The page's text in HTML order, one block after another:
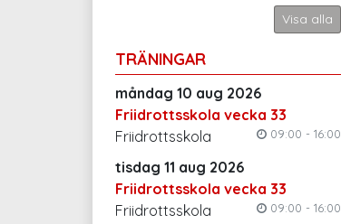
Visa alla
TRÄNINGAR
måndag 10 aug 2026
Friidrottsskola vecka 33
09:00 - 16:00
Friidrottsskola
tisdag 11 aug 2026
Friidrottsskola vecka 33
09:00 - 16:00
Friidrottsskola